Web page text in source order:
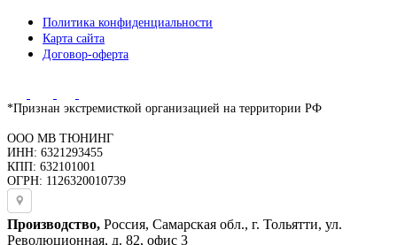
Политика конфиденциальности
Карта сайта
Договор-оферта
*Признан экстремисткой организацией на территории РФ
ООО МВ ТЮНИНГ
ИНН: 6321293455
КПП: 632101001
ОГРН: 1126320010739
Производство, Россия, Самарская обл., г. Тольятти, ул.
Революционная, д. 82, офис 3